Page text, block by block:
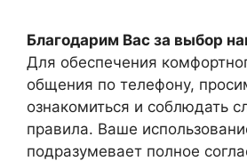
Благодарим Вас за выбор
Для обеспечения
общения по телефону,
ознакомиться и соблюдать
правила. Ваше
подразумевает полное